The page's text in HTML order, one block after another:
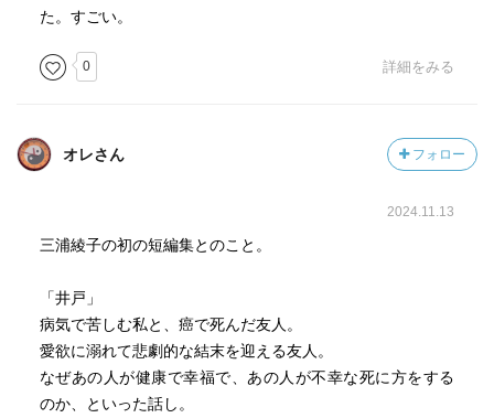
た。すごい。
0 詳細をみる
オレさん フォロー
2024.11.13
三浦綾子の初の短編集とのこと。
「井戸」
病気で苦しむ私と、癌で死んだ友人。
愛欲に溺れて悲劇的な結末を迎える友人。
なぜあの人が健康で幸福で、あの人が不幸な死に方をする
のか、といった話し。